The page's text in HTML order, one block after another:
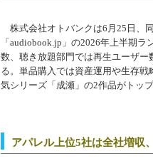
株式会社オトバンクは6月25日、
「audiobook.jp」の2026年上半期
数、聴き放題部門では再生ユーザ
る。単品購入では資産運用や生存
気シリーズ「成瀬」の2作品がトッ
アパレル上位5社は全社増収